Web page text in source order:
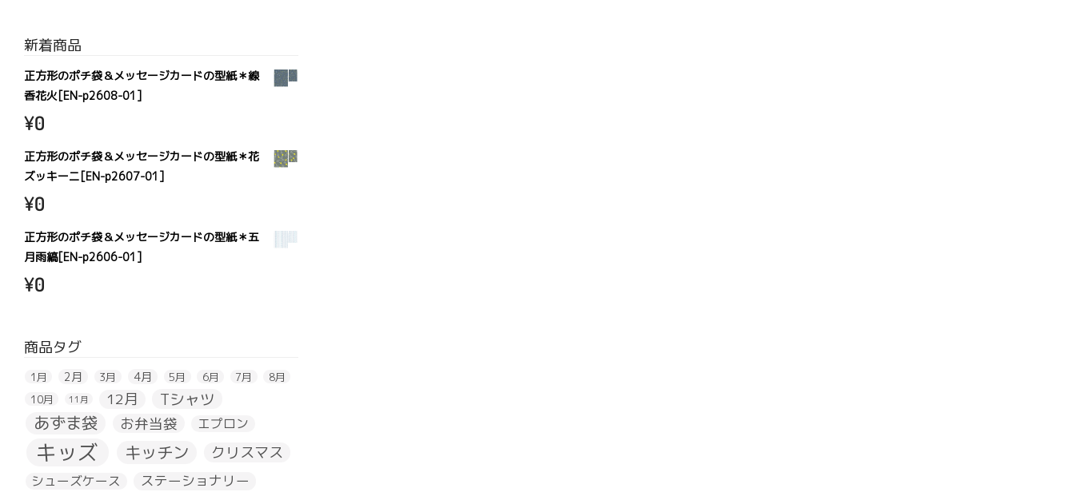
新着商品
正方形のポチ袋＆メッセージカードの型紙＊線
香花火[EN-p2608-01]
¥0
正方形のポチ袋＆メッセージカードの型紙＊花
ズッキーニ[EN-p2607-01]
¥0
正方形のポチ袋＆メッセージカードの型紙＊五
月雨縞[EN-p2606-01]
¥0
商品タグ
1月 2月 3月 4月 5月 6月 7月
8月
10月
11月 12月 Tシャツ
あずま袋 お弁当袋 エプロン
キッズ キッチン クリスマス
シューズケース ステーショナリー